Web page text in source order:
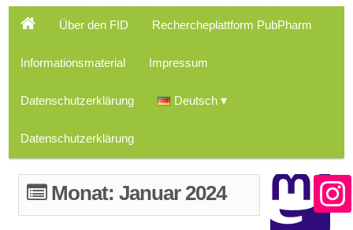
Über den FID Rechercheplattform PubPharm
Informationsmaterial Impressum
Datenschutzerklärung Deutsch
Datenschutzerklärung
Monat:Januar 2024